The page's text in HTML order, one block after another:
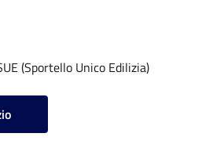
(Sportello Unico Edilizia)